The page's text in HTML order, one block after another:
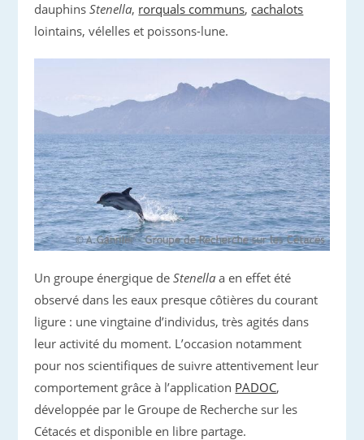
dauphinsStenella, rorquals communs, cachalots
lointains, vélelles et poissons-lune.
Un groupe énergique deStenellaa en effet été
observé dans les eaux presque côtières du courant
ligure : une vingtaine d’individus, très agités dans
leur activité du moment. L’occasion notamment
pour nos scientifiques de suivre attentivement leur
comportement grâce à l’application PADOC,
développée par le Groupe de Recherche sur les
Cétacés et disponible en libre partage.